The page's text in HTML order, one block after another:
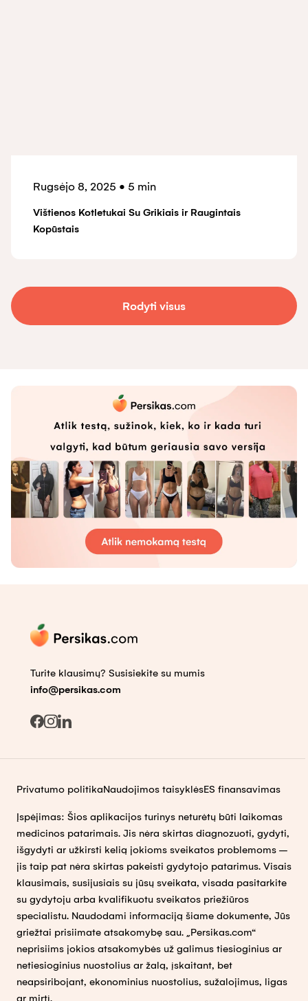
Rugsėjo 8, 2025 • 5 min
Vištienos Kotletukai Su Grikiais ir Raugintais
Kopūstais
Rodyti visus
Turite klausimų? Susisiekite su mumis
info@persikas.com
Privatumo politikaNaudojimos taisyklėsES finansavimas
Įspėjimas: Šios aplikacijos turinys neturėtų būti laikomas
medicinos patarimais. Jis nėra skirtas diagnozuoti, gydyti,
išgydyti ar užkirsti kelią jokioms sveikatos problemoms –
jis taip pat nėra skirtas pakeisti gydytojo patarimus. Visais
klausimais, susijusiais su jūsų sveikata, visada pasitarkite
su gydytoju arba kvalifikuotu sveikatos priežiūros
specialistu. Naudodami informaciją šiame dokumente, Jūs
griežtai prisiimate atsakomybę sau. „Persikas.com“
neprisiims jokios atsakomybės už galimus tiesioginius ar
netiesioginius nuostolius ar žalą, įskaitant, bet
neapsiribojant, ekonominius nuostolius, sužalojimus, ligas
ar mirtį.